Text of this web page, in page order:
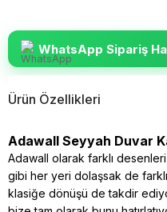
WhatsApp Sipariş
Ürün Özellikleri
Adawall Seyyah Duvar
Adawall olarak farklı
gibi her yeri dolaşsak de
klasiğe dönüşü de takdir